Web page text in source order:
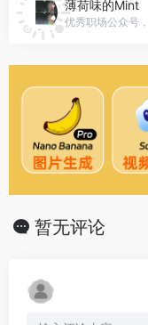
薄荷味的Mint
暂无评论